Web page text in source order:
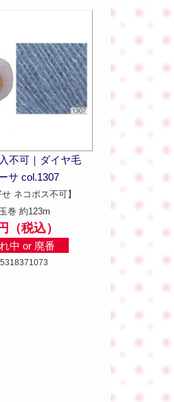
不可｜ダイヤ毛
サ col.1307
せ ネコポス不可】
巻 約123m
（税込）
中 or 廃番